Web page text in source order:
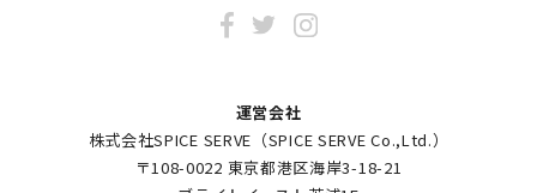
運営会社
株式会社SPICE SERVE（SPICE SERVE Co.,Ltd.）
〒108-0022 東京都港区海岸3-18-21